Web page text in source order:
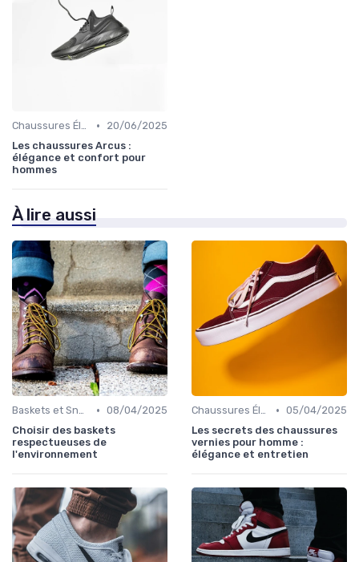
Chaussures Élégantes et de Cérémonie •
20/06/2025
Les chaussures Arcus :
élégance et confort pour
hommes
À lire aussi
Baskets et Sneakers • 08/04/2025
Choisir des baskets
respectueuses de
l'environnement
Chaussures Élégantes et de Cérémonie • 05/04/2025
Les secrets des chaussures
vernies pour homme :
élégance et entretien